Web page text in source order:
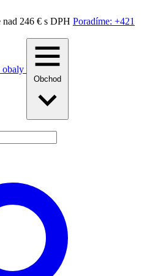
246 € s DPH Poradíme: +421
Obchod